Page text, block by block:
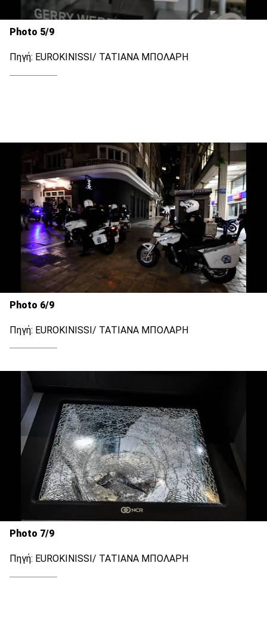
Photo 5/9
Πηγή: EUROKINISSI/ ΤΑΤΙΑΝΑ ΜΠΟΛΑΡΗ
Photo 6/9
Πηγή: EUROKINISSI/ ΤΑΤΙΑΝΑ ΜΠΟΛΑΡΗ
Photo 7/9
Πηγή: EUROKINISSI/ ΤΑΤΙΑΝΑ ΜΠΟΛΑΡΗ